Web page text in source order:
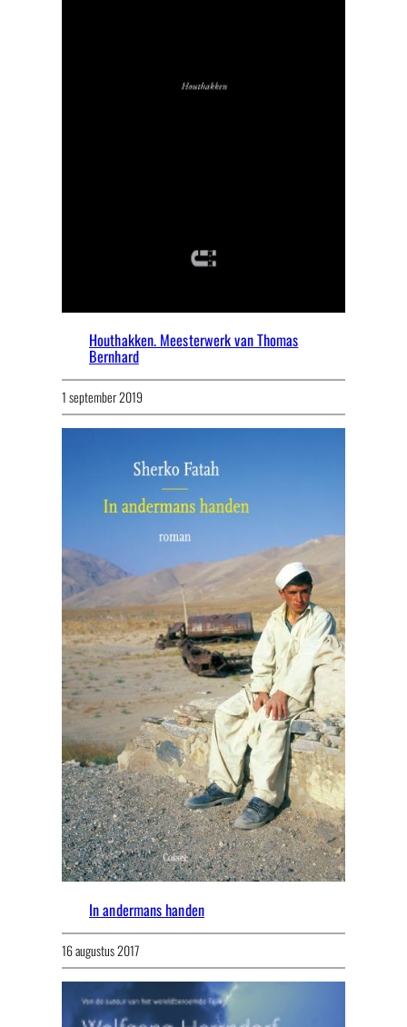
Houthakken. Meesterwerk van Thomas
Bernhard
1 september 2019
In andermans handen
16 augustus 2017